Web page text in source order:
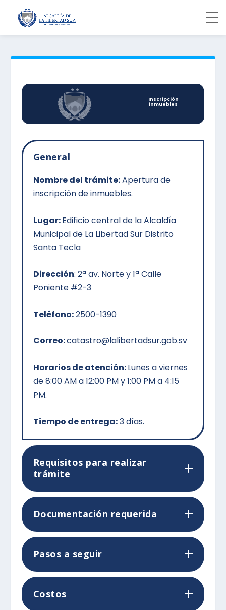
Inscripción
inmuebles
General
Nombre del trámite:Apertura de
inscripción de inmuebles.
Lugar:Edificio central de la Alcaldía
Municipal de La Libertad Sur Distrito
Santa Tecla
Dirección: 2ª av. Norte y 1ª Calle
Poniente #2-3
Teléfono:2500-1390
Correo:catastro@lalibertadsur.gob.sv
Horarios de atención:Lunes a viernes
de 8:00 AM a 12:00 PM y 1:00 PM a 4:15
PM.
Tiempo de entrega:3 días.
Requisitos para realizar
trámite
Documentación requerida
Pasos a seguir
Costos